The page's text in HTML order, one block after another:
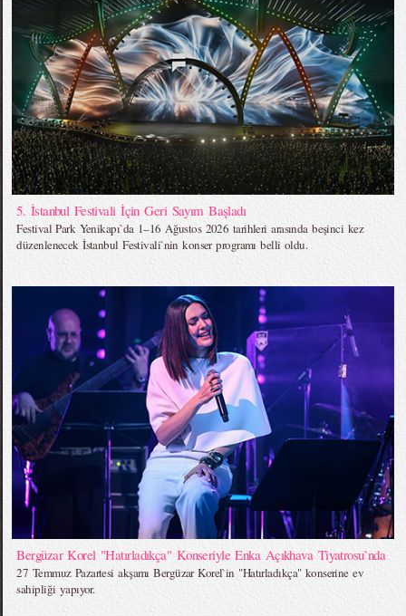
5. İstanbul Festivali İçin Geri Sayım Başladı
Festival Park Yenikapı`da 1–16 Ağustos 2026 tarihleri arasında beşinci kez
düzenlenecek İstanbul Festivali`nin konser programı belli oldu.
Bergüzar Korel "Hatırladıkça" Konseriyle Enka Açıkhava Tiyatrosu`nda
27 Temmuz Pazartesi akşamı Bergüzar Korel`in "Hatırladıkça" konserine ev
sahipliği yapıyor.